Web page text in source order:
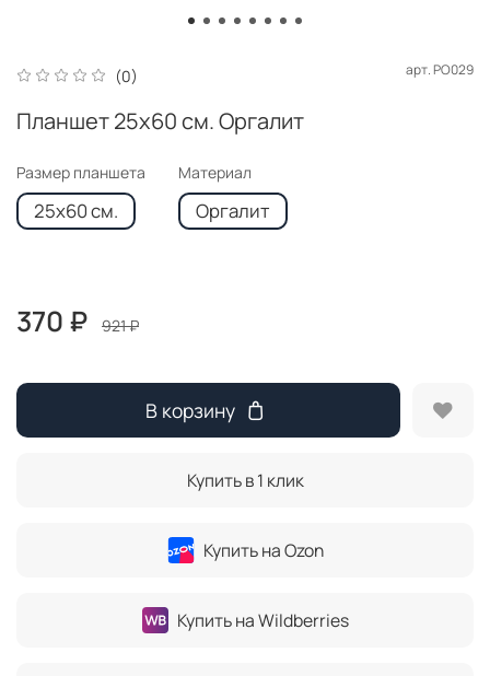
(0) арт.PO029
Планшет 25x60 см. Оргалит
Размер планшета
25x60 см.
Материал
Оргалит
370 ₽ 921 ₽
В корзину
Купить в 1 клик
Купить на Ozon
Купить на Wildberries